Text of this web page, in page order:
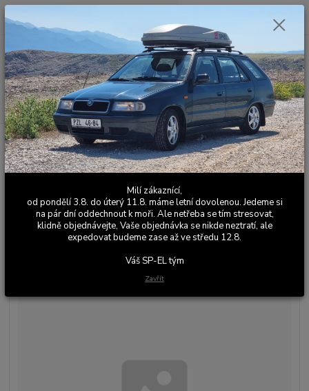
Menu
Hledat
Po - Pá 9:00 - 17:00
0,00 Kč
Úvod Kožené a látkové doplňky Škoda Felicia Volanty
Volant
Felicia Sport Line / Color Line - 4 ramenný - - černá kůže, modrá nit
Volant Felicia Sport Line / Color
Line - 4 ramenný - - černá kůže,
modrá nit
Milí zákaznící,
od pondělí 3.8. do úterý 11.8. máme letní dovolenou. Jedeme si
na pár dní oddechnout k moři. Ale netřeba se tím stresovat,
klidně objednávejte, Vaše objednávka se nikde neztratí, ale
expedovat budeme zase až ve středu 12.8.
Váš SP-EL tým
Zavřít